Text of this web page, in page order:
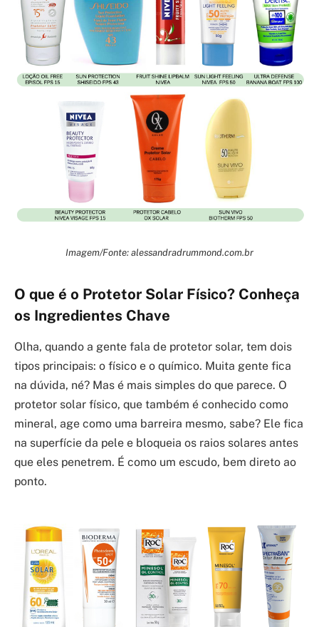
Imagem/Fonte: alessandradrummond.com.br
O que é o Protetor Solar Físico? Conheça
os Ingredientes Chave
Olha, quando a gente fala de protetor solar, tem dois
tipos principais: o físico e o químico. Muita gente fica
na dúvida, né? Mas é mais simples do que parece. O
protetor solar físico, que também é conhecido como
mineral, age como uma barreira mesmo, sabe? Ele fica
na superfície da pele e bloqueia os raios solares antes
que eles penetrem. É como um escudo, bem direto ao
ponto.